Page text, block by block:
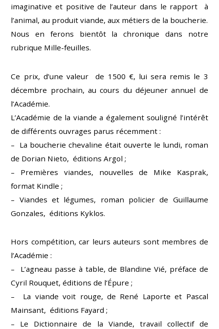
imaginative et positive de l’auteur dans le rapport à
l’animal, au produit viande, aux métiers de la boucherie.
Nous en ferons bientôt la chronique dans notre
rubrique Mille-feuilles.
Ce prix, d’une valeur de 1500 €, lui sera remis le 3
décembre prochain, au cours du déjeuner annuel de
l’Académie.
L’Académie de la viande a également souligné l’intérêt
de différents ouvrages parus récemment :
– La boucherie chevaline était ouverte le lundi, roman
de Dorian Nieto, éditions Argol ;
– Premières viandes, nouvelles de Mike Kasprak,
format Kindle ;
– Viandes et légumes, roman policier de Guillaume
Gonzales, éditions Kyklos.
Hors compétition, car leurs auteurs sont membres de
l’Académie :
– L’agneau passe à table, de Blandine Vié, préface de
Cyril Rouquet, éditions de l’Épure ;
– La viande voit rouge, de René Laporte et Pascal
Mainsant, éditions Fayard ;
– Le Dictionnaire de la Viande, travail collectif de